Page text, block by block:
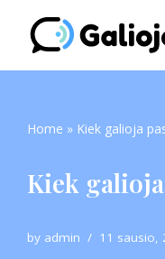
Skip
to
Home » Kiek galioja
Kiek
by admin 11 sausio,